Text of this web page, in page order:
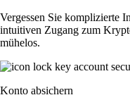
Vergessen Sie komplizierte
intuitiven Zugang zum
mühelos.
Konto absichern